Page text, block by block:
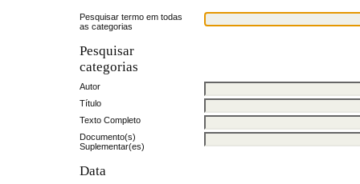
Pesquisar termo em todas
as categorias
Pesquisar
categorias
Autor
Título
Texto Completo
Documento(s)
Suplementar(es)
Data